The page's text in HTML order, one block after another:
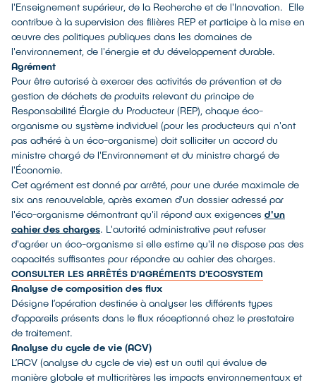
l'Enseignement supérieur, de la Recherche et de l'Innovation. Elle
contribue à la supervision des filières REP et participe à la mise en
œuvre des politiques publiques dans les domaines de
l'environnement, de l'énergie et du développement durable.
Agrément
Pour être autorisé à exercer des activités de prévention et de
gestion de déchets de produits relevant du principe de
Responsabilité Élargie du Producteur (REP), chaque éco-
organisme ou système individuel (pour les producteurs qui n'ont
pas adhéré à un éco-organisme) doit solliciter un accord du
ministre chargé de l'Environnement et du ministre chargé de
l'Économie.
Cet agrément est donné par arrêté, pour une durée maximale de
six ans renouvelable, après examen d'un dossier adressé par
l'éco-organisme démontrant qu'il répond aux exigences d'un
cahier des charges. L'autorité administrative peut refuser
d'agréer un éco-organisme si elle estime qu'il ne dispose pas des
capacités suffisantes pour répondre au cahier des charges.
CONSULTER LES ARRÊTÉS D'AGRÉMENTS D'ECOSYSTEM
Analyse de composition des flux
Désigne l’opération destinée à analyser les différents types
d’appareils présents dans le flux réceptionné chez le prestataire
de traitement.
Analyse du cycle de vie (ACV)
L’ACV (analyse du cycle de vie) est un outil qui évalue de
manière globale et multicritères les impacts environnementaux et